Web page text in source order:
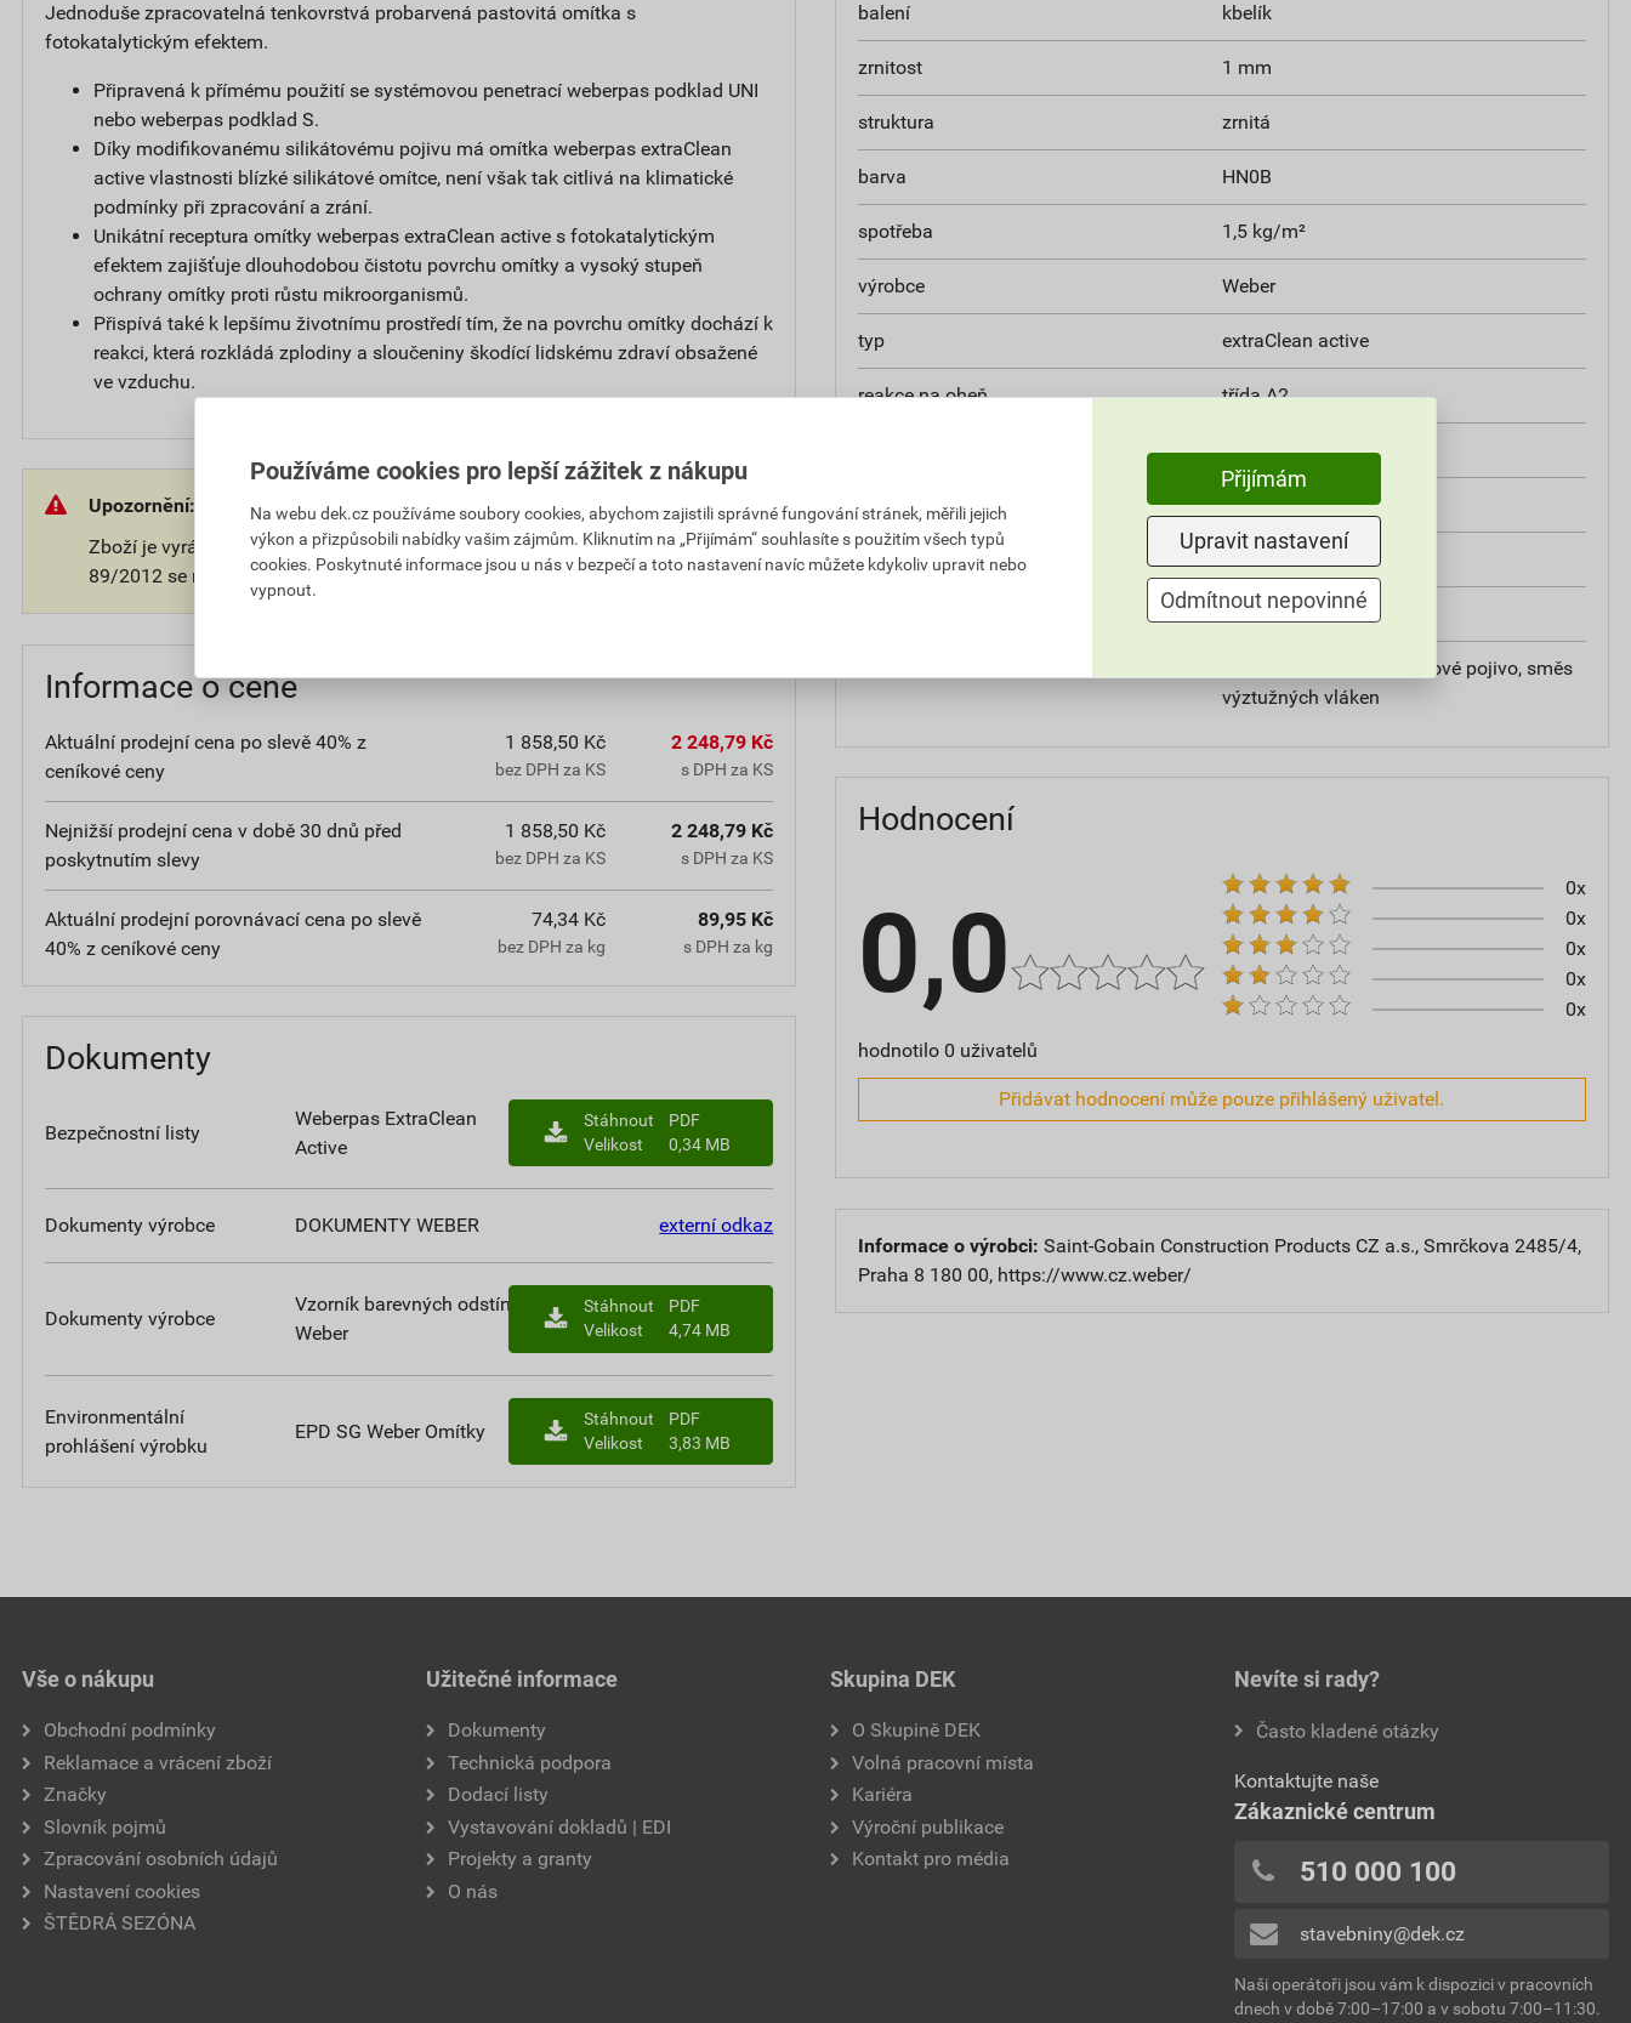
Jednoduše zpracovatelná tenkovrstvá probarvená pastovitá omítka s
fotokatalytickým efektem.
Připravená k přímému použití se systémovou penetrací weberpas podklad UNI
nebo weberpas podklad S.
Díky modifikovanému silikátovému pojivu má omítka weberpas extraClean
active vlastnosti blízké silikátové omítce, není však tak citlivá na klimatické
podmínky při zpracování a zrání.
Unikátní receptura omítky weberpas extraClean active s fotokatalytickým
efektem zajišťuje dlouhodobou čistotu povrchu omítky a vysoký stupeň
ochrany omítky proti růstu mikroorganismů.
Přispívá také k lepšímu životnímu prostředí tím, že na povrchu omítky dochází k
reakci, která rozkládá zplodiny a sloučeniny škodící lidskému zdraví obsažené
ve vzduchu.
Upozornění:
Zboží je vyráběno na přání zákazníka. V souladu s občanským zákoníkem č.
89/2012 se na takové zboží nevztahuje 14-ti denní ochranná lhůta.
Informace o ceně
Aktuální prodejní cena po slevě 40% z
ceníkové ceny
1 858,50 Kč
bez DPH za KS
2 248,79 Kč
s DPH za KS
Nejnižší prodejní cena v době 30 dnů před
poskytnutím slevy
1 858,50 Kč
bez DPH za KS
2 248,79 Kč
s DPH za KS
Aktuální prodejní porovnávací cena po slevě
40% z ceníkové ceny
74,34 Kč
bez DPH za kg
89,95 Kč
s DPH za kg
Dokumenty
Bezpečnostní listy
Weberpas ExtraClean
Active
Stáhnout
PDF
Velikost
0,34 MB
Dokumenty výrobce DOKUMENTY WEBER externí odkaz
Dokumenty výrobce
Vzorník barevných odstínů
Weber
Stáhnout
PDF
Velikost
4,74 MB
Environmentální
prohlášení výrobku
EPD SG Weber Omítky
Stáhnout
PDF
Velikost
3,83 MB
balení kbelík
zrnitost 1 mm
struktura zrnitá
barva HN0B
spotřeba 1,5 kg/m²
výrobce Weber
typ extraClean active
reakce na oheň třída A2
od +5°C do +25°C
hmotnost 25 kg
typ výrobku
20
vápencové plnivo, silikátové pojivo, směs
výztužných vláken
Hodnocení
0,0
hodnotilo 0 uživatelů
0x
0x
0x
0x
0x
Přidávat hodnocení může pouze přihlášený uživatel.
Informace o výrobci: Saint-Gobain Construction Products CZ a.s., Smrčkova 2485/4,
Praha 8 180 00, https://www.cz.weber/
Vše o nákupu
Obchodní podmínky
Reklamace a vrácení zboží
Značky
Slovník pojmů
Zpracování osobních údajů
Nastavení cookies
ŠTĚDRÁ SEZÓNA
Užitečné informace
Dokumenty
Technická podpora
Dodací listy
Vystavování dokladů | EDI
Projekty a granty
O nás
Skupina DEK
O Skupině DEK
Volná pracovní místa
Kariéra
Výroční publikace
Kontakt pro média
Nevíte si rady?
Často kladené otázky
Kontaktujte naše
Zákaznické centrum
510 000 100
stavebniny@dek.cz
Naši operátoři jsou vám k dispozici v pracovních
dnech v době 7:00–17:00 a v sobotu 7:00–11:30.
Používáme cookies pro lepší zážitek z nákupu
Na webu dek.cz používáme soubory cookies, abychom zajistili správné fungování stránek, měřili jejich
výkon a přizpůsobili nabídky vašim zájmům. Kliknutím na „Přijímám“ souhlasíte s použitím všech typů
cookies. Poskytnuté informace jsou u nás v bezpečí a toto nastavení navíc můžete kdykoliv upravit nebo
vypnout.
Přijímám
Upravit nastavení
Odmítnout nepovinné